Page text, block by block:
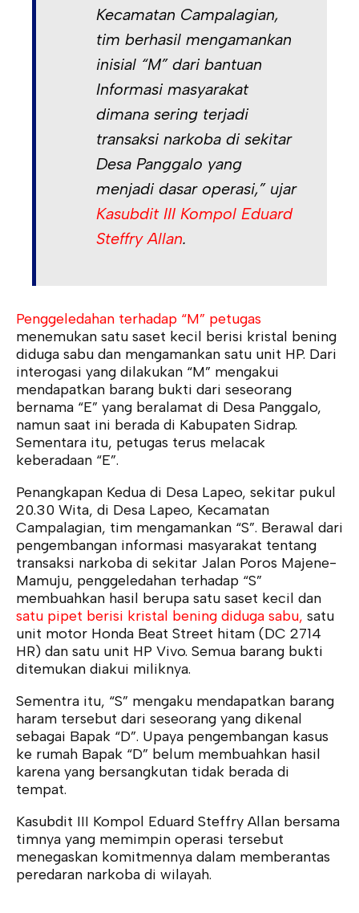
Kecamatan Campalagian,
tim berhasil mengamankan
inisial “M” dari bantuan
Informasi masyarakat
dimana sering terjadi
transaksi narkoba di sekitar
Desa Panggalo yang
menjadi dasar operasi,” ujar
Kasubdit III Kompol Eduard
Steffry Allan.
Penggeledahan terhadap “M” petugas
menemukan satu saset kecil berisi kristal bening
diduga sabu dan mengamankan satu unit HP. Dari
interogasi yang dilakukan “M” mengakui
mendapatkan barang bukti dari seseorang
bernama “E” yang beralamat di Desa Panggalo,
namun saat ini berada di Kabupaten Sidrap.
Sementara itu, petugas terus melacak
keberadaan “E”.
Penangkapan Kedua di Desa Lapeo, sekitar pukul
20.30 Wita, di Desa Lapeo, Kecamatan
Campalagian, tim mengamankan “S”. Berawal dari
pengembangan informasi masyarakat tentang
transaksi narkoba di sekitar Jalan Poros Majene-
Mamuju, penggeledahan terhadap “S”
membuahkan hasil berupa satu saset kecil dan
satu pipet berisi kristal bening diduga sabu, satu
unit motor Honda Beat Street hitam (DC 2714
HR) dan satu unit HP Vivo. Semua barang bukti
ditemukan diakui miliknya.
Sementra itu, “S” mengaku mendapatkan barang
haram tersebut dari seseorang yang dikenal
sebagai Bapak “D”. Upaya pengembangan kasus
ke rumah Bapak “D” belum membuahkan hasil
karena yang bersangkutan tidak berada di
tempat.
Kasubdit III Kompol Eduard Steffry Allan bersama
timnya yang memimpin operasi tersebut
menegaskan komitmennya dalam memberantas
peredaran narkoba di wilayah.